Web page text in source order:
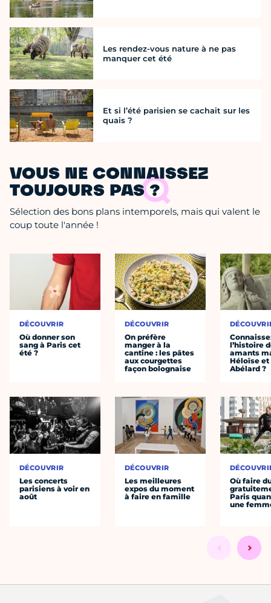
Les rendez-vous nature à ne pas
manquer cet été
Et si l’été parisien se cachait sur les
quais ?
VOUS NE CONNAISSEZ
TOUJOURS PAS ?
Sélection des bons plans intemporels, mais qui valent le
coup toute l'année !
DÉCOUVRIR
Où donner son
sang à Paris cet
été ?
DÉCOUVRIR
Les concerts
parisiens à voir en
août
DÉCOUVRIR
On préfère
manger à la
cantine : les pâtes
aux courgettes
façon bolognaise
DÉCOUVRIR
Les meilleures
expos du moment
à faire en famille
l’histoire
amants
Héloïse et
Abélard ?
Où faire
Paris
une